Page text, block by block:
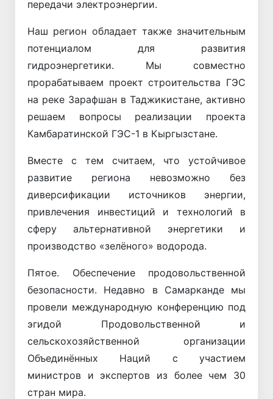
передачи электроэнергии.
Наш регион обладает также значительным
потенциалом для развития
гидроэнергетики. Мы совместно
прорабатываем проект строительства ГЭС
на реке Зарафшан в Таджикистане, активно
решаем вопросы реализации проекта
Камбаратинской ГЭС-1 в Кыргызстане.
Вместе с тем считаем, что устойчивое
развитие региона невозможно без
диверсификации источников энергии,
привлечения инвестиций и технологий в
сферу альтернативной энергетики и
производство «зелёного» водорода.
Пятое. Обеспечение продовольственной
безопасности. Недавно в Самарканде мы
провели международную конференцию под
эгидой Продовольственной и
сельскохозяйственной организации
Объединённых Наций с участием
министров и экспертов из более чем 30
стран мира.